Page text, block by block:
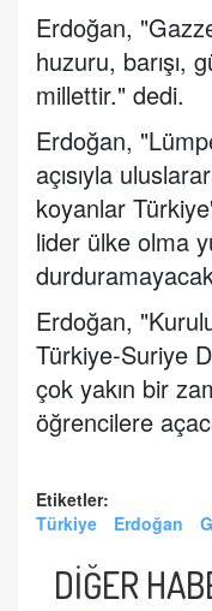
Erdoğan,
huzuru, barışı,
millettir." dedi.
Erdoğan,
açısıyla
koyanlar
lider ülke olma
Erdoğan,
Türkiye-Suriye
çok yakın bir
öğrencilere
Etiketler:
Türkiye
Erdoğan
DİĞER